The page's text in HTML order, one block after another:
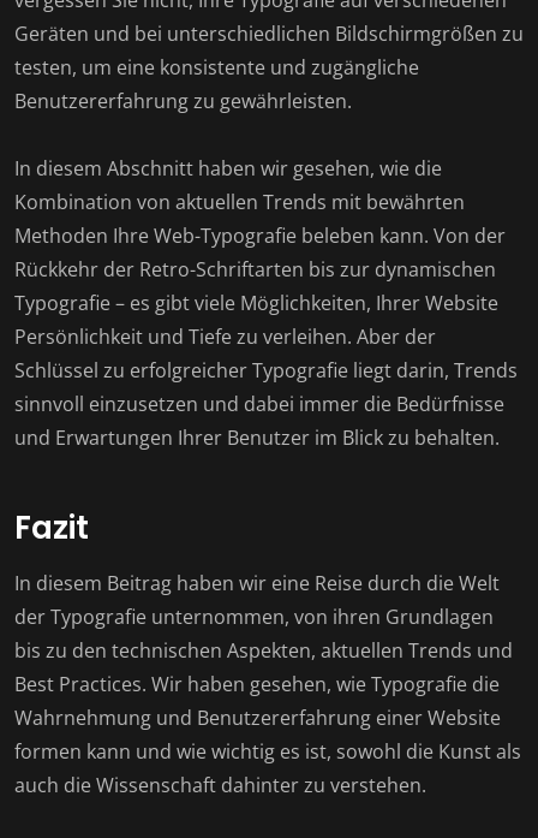
Geräten und bei unterschiedlichen Bildschirmgrößen zu
testen, um eine konsistente und zugängliche
Benutzererfahrung zu gewährleisten.
In diesem Abschnitt haben wir gesehen, wie die
Kombination von aktuellen Trends mit bewährten
Methoden Ihre Web-Typografie beleben kann. Von der
Rückkehr der Retro-Schriftarten bis zur dynamischen
Typografie – es gibt viele Möglichkeiten, Ihrer Website
Persönlichkeit und Tiefe zu verleihen. Aber der
Schlüssel zu erfolgreicher Typografie liegt darin, Trends
sinnvoll einzusetzen und dabei immer die Bedürfnisse
und Erwartungen Ihrer Benutzer im Blick zu behalten.
Fazit
In diesem Beitrag haben wir eine Reise durch die Welt
der Typografie unternommen, von ihren Grundlagen
bis zu den technischen Aspekten, aktuellen Trends und
Best Practices. Wir haben gesehen, wie Typografie die
Wahrnehmung und Benutzererfahrung einer Website
formen kann und wie wichtig es ist, sowohl die Kunst als
auch die Wissenschaft dahinter zu verstehen.